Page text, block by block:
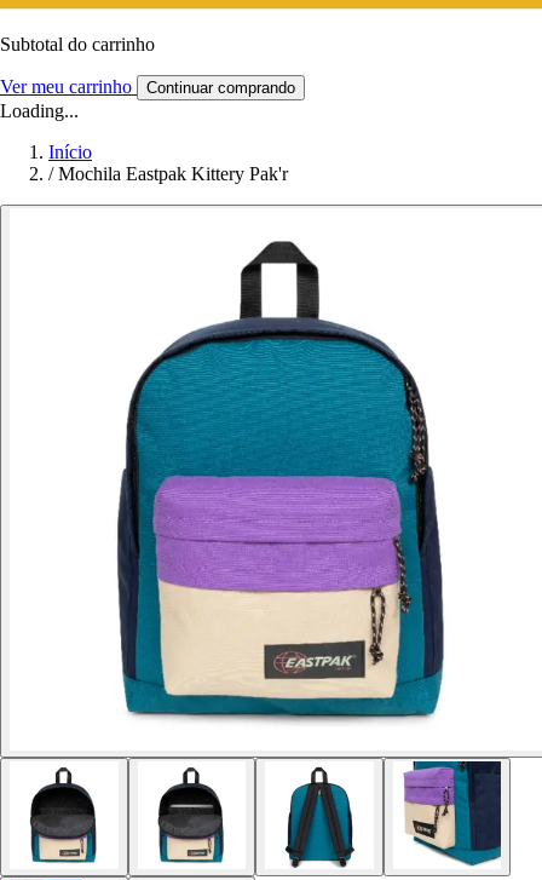
Subtotal do carrinho
Ver meu carrinho Continuar comprando
Loading...
Início
/ Mochila Eastpak Kittery Pak'r